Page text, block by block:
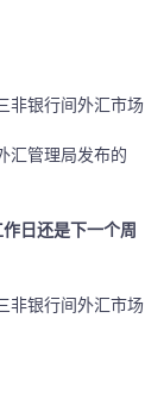
非银行间外汇市场
汇管理局发布的
日还是下一个周
非银行间外汇市场